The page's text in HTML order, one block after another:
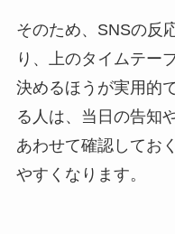
そのため、SNSの反
り、上のタイムテー
決めるほうが実用的
る人は、当日の告知
あわせて確認してお
やすくなります。